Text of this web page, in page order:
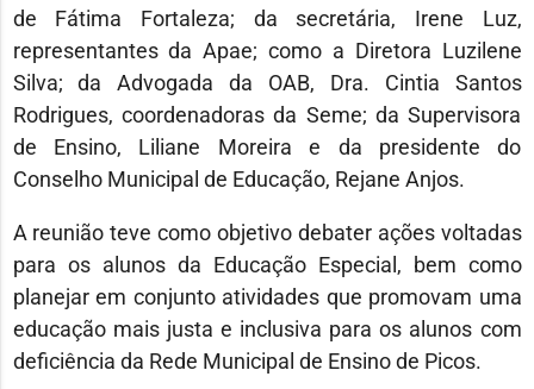
de Fátima Fortaleza; da secretária, Irene Luz,
representantes da Apae; como a Diretora Luzilene
Silva; da Advogada da OAB, Dra. Cintia Santos
Rodrigues, coordenadoras da Seme; da Supervisora
de Ensino, Liliane Moreira e da presidente do
Conselho Municipal de Educação, Rejane Anjos.
A reunião teve como objetivo debater ações voltadas
para os alunos da Educação Especial, bem como
planejar em conjunto atividades que promovam uma
educação mais justa e inclusiva para os alunos com
deficiência da Rede Municipal de Ensino de Picos.